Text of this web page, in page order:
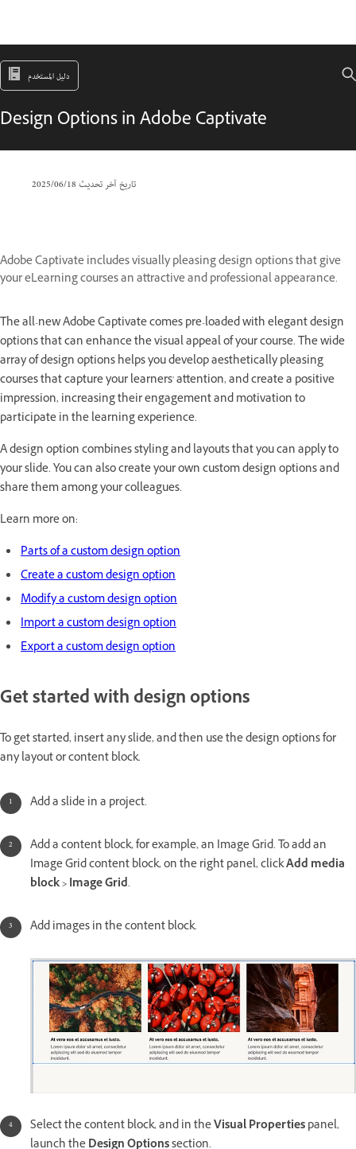
دليل المستخدم
Design Options in Adobe Captivate
تاريخ آخر تحديث18‏/06‏/2025
Adobe Captivate includes visually pleasing design options that give
your eLearning courses an attractive and professional appearance.
The all-new Adobe Captivate comes pre-loaded with elegant design
options that can enhance the visual appeal of your course. The wide
array of design options helps you develop aesthetically pleasing
courses that capture your learners' attention, and create a positive
impression, increasing their engagement and motivation to
participate in the learning experience.
A design option combines styling and layouts that you can apply to
your slide. You can also create your own custom design options and
share them among your colleagues.
Learn more on:
Parts of a custom design option
Create a custom design option
Modify a custom design option
Import a custom design option
Export a custom design option
Get started with design options
To get started, insert any slide, and then use the design options for
any layout or content block.
Add a slide in a project.
Add a content block, for example, an Image Grid. To add an
Image Grid content block, on the right panel, clickAdd media
block > Image Grid.
Add images in the content block.
Select the content block, and in theVisual Propertiespanel,